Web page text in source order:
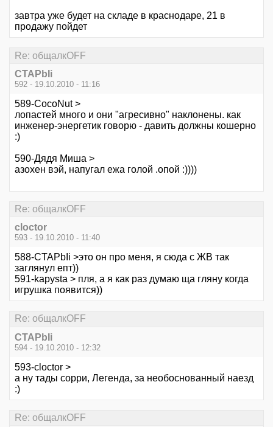
завтра уже будет на складе в краснодаре, 21 в
продажу пойдет
Re: общалкOFF
CTAPbIi
592 - 19.10.2010 - 11:16
589-CocoNut >
лопастей много и они "агресивно" наклонены. как
инженер-энергетик говорю - давить должны кошерно
:)
590-Дядя Миша >
азохен вэй, напугал ежа голой .опой :))))
Re: общалкOFF
cloctor
593 - 19.10.2010 - 11:40
588-CTAPbIi >это он про меня, я сюда с ЖВ так
заглянул епт))
591-kapysta > пля, а я как раз думаю ща гляну когда
игрушка появится))
Re: общалкOFF
CTAPbIi
594 - 19.10.2010 - 12:32
593-cloctor >
а ну тады сорри, Легенда, за необоснованный наезд
:)
Re: общалкOFF